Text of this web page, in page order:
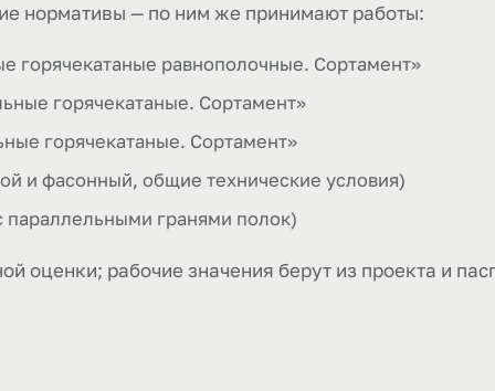
нормативы — по ним же принимают работы:
горячекатаные равнополочные. Сортамент»
горячекатаные. Сортамент»
горячекатаные. Сортамент»
и фасонный, общие технические условия)
параллельными гранями полок)
оценки; рабочие значения берут из проекта и